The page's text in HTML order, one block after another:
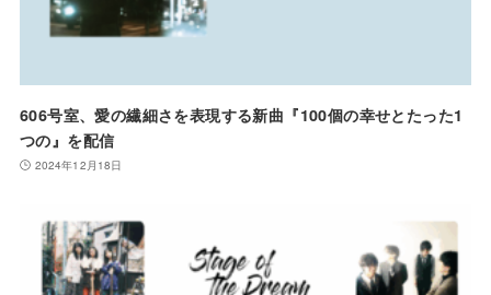
606号室、愛の繊細さを表現する新曲『100個の幸せとたった1
つの』を配信
2024年12月18日